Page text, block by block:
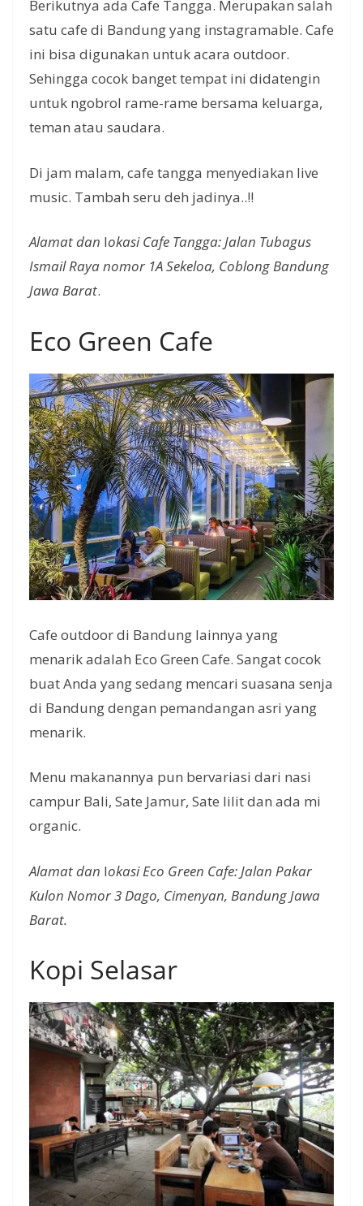
Berikutnya ada Cafe Tangga. Merupakan salah
satu cafe di Bandung yang instagramable. Cafe
ini bisa digunakan untuk acara outdoor.
Sehingga cocok banget tempat ini didatengin
untuk ngobrol rame-rame bersama keluarga,
teman atau saudara.
Di jam malam, cafe tangga menyediakan live
music. Tambah seru deh jadinya..!!
Alamat dan lokasi Cafe Tangga: Jalan Tubagus
Ismail Raya nomor 1A Sekeloa, Coblong Bandung
Jawa Barat.
Eco Green Cafe
Cafe outdoor di Bandung lainnya yang
menarik adalah Eco Green Cafe. Sangat cocok
buat Anda yang sedang mencari suasana senja
di Bandung dengan pemandangan asri yang
menarik.
Menu makanannya pun bervariasi dari nasi
campur Bali, Sate Jamur, Sate lilit dan ada mi
organic.
Alamat dan lokasi Eco Green Cafe: Jalan Pakar
Kulon Nomor 3 Dago, Cimenyan, Bandung Jawa
Barat.
Kopi Selasar